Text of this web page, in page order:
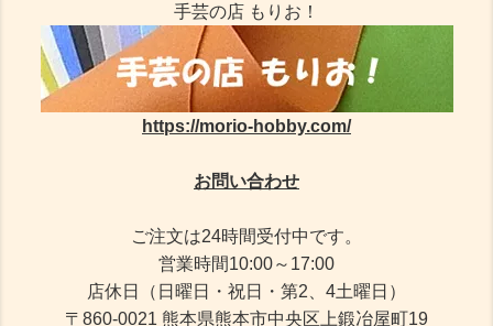
手芸の店 もりお！
https://morio-hobby.com/
お問い合わせ
ご注文は24時間受付中です。
営業時間10:00～17:00
店休日（日曜日・祝日・第2、4土曜日）
〒860-0021 熊本県熊本市中央区上鍛冶屋町19